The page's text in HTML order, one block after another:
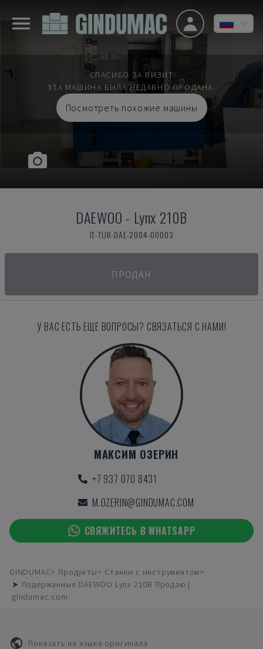
СПАСИБО ЗА ВИЗИТ
ЭТА МАШИНА БЫЛА НЕДАВНО ПРОДАНА.
Посмотреть похожие машины
DAEWOO - Lynx 210B
IT-TUR-DAE-2004-00003
ПРОДАН
У ВАС ЕСТЬ ЕЩЕ ВОПРОСЫ? СВЯЗАТЬСЯ С НАМИ!
МАКСИМ ОЗЕРИН
+7 937 070 8431
M.OZERIN@GINDUMAC.COM
СВЯЖИТЕСЬ В WHATSAPP
GINDUMAC Продукты
Станки с инструментом
➤ Подержанные DAEWOO Lynx 210B Продаю |
gindumac.com
Показать на языке оригинала